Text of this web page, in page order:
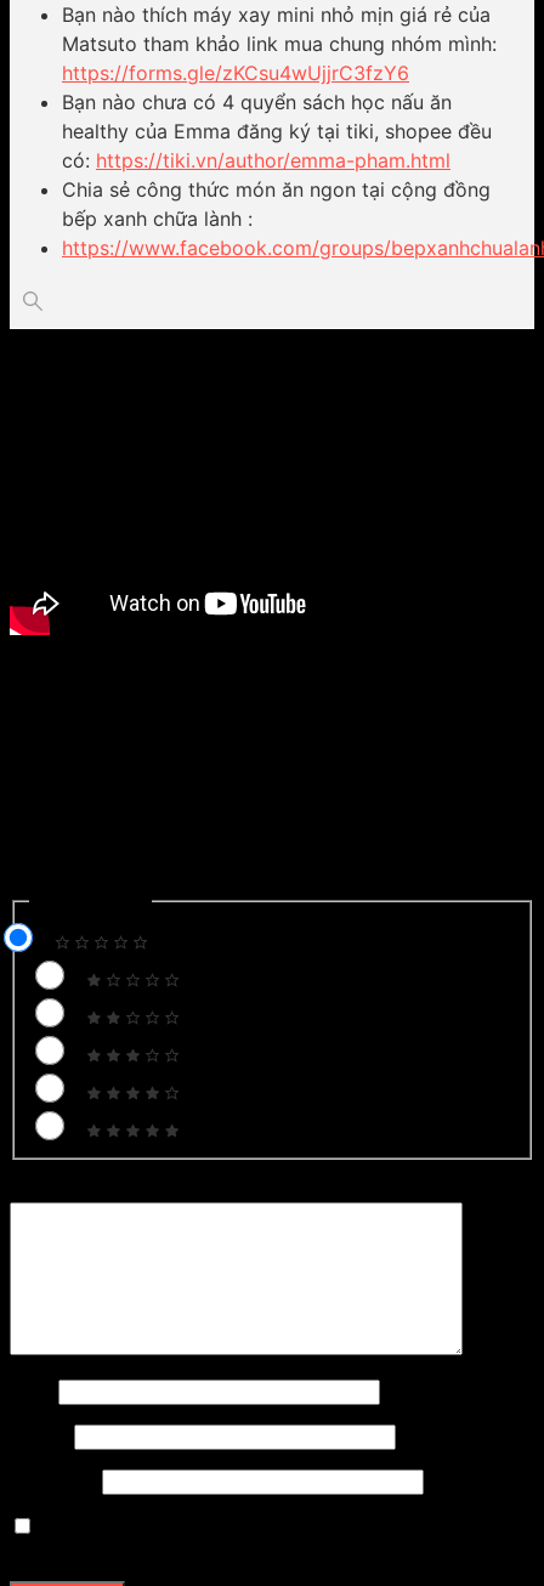
Bạn nào thích máy xay mini nhỏ mịn giá rẻ của
Matsuto tham khảo link mua chung nhóm mình:
https://forms.gle/zKCsu4wUjjrC3fzY6
Bạn nào chưa có 4 quyển sách học nấu ăn
healthy của Emma đăng ký tại tiki, shopee đều
có: https://tiki.vn/author/emma-pham.html
Chia sẻ công thức món ăn ngon tại cộng đồng
bếp xanh chữa lành :
https://www.facebook.com/groups/